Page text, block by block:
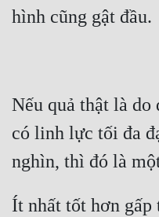
Nếu quả thật là
có linh lực tối đa
Ít nhất tốt hơn